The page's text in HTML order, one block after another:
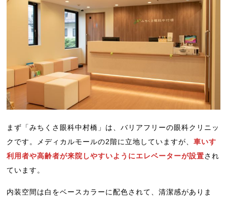
まず「みちくさ眼科中村橋」は、バリアフリーの眼科クリニッ
クです。メディカルモールの2階に立地していますが、車いす
利用者や高齢者が来院しやすいようにエレベーターが設置され
ています。
内装空間は白をベースカラーに配色されて、清潔感がありま